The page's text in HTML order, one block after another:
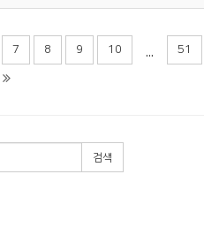
7 8 9 10 ... 51
검색